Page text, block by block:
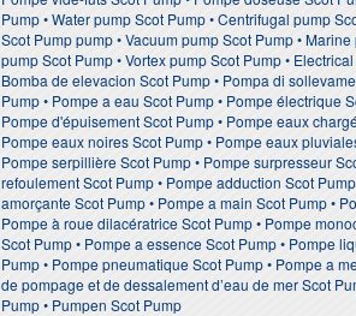
Pump • Water pump Scot Pump • Centrifugal pump
Scot Pump pump • Vacuum pump Scot Pump •
pump Scot Pump • Vortex pump Scot Pump •
Bomba de elevacion Scot Pump • Pompa di
Pump • Pompe a eau Scot Pump • Pompe électrique
Pompe d'épuisement Scot Pump • Pompe eaux
Pompe eaux noires Scot Pump • Pompe eaux
Pompe serpillière Scot Pump • Pompe surpresseur
refoulement Scot Pump • Pompe adduction Scot
amorçante Scot Pump • Pompe a main Scot Pump •
Pompe à roue dilacératrice Scot Pump • Pompe
Scot Pump • Pompe a essence Scot Pump • Pompe
Pump • Pompe pneumatique Scot Pump • Pompe a
de pompage et de dessalement d’eau de mer Scot
Pump • Pumpen Scot Pump